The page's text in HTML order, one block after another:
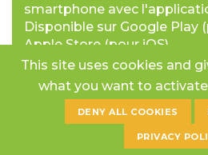
smartphone avec
Disponible sur Google Play
Apple Store (pour iOS).
© 2026 Copyright Commune
This site uses cookies and
what you want to activate
DENY ALL COOKIES
PRIVACY